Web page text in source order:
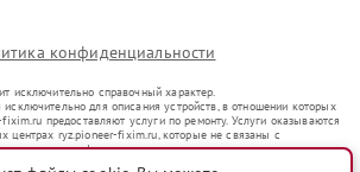
конфиденциальности
исключительно справочный характер.
для описания устройств, в отношении которых
предоставляют услуги по ремонту. Услуги оказываются
центрах ryz.pioneer-fixim.ru, которые не связаны с
или их официальными представителями.
уже введенных в гражданский оборот в соответствии